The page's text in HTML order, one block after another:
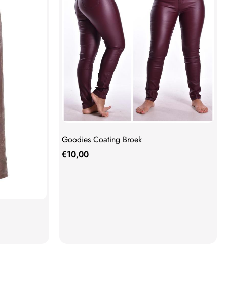
Goodies Coating Broek
€10,00